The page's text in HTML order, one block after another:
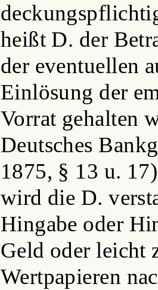
heißt D. der
der eventuellen
Einlösung der
Vorrat gehalten
Deutsches
1875, § 13 u.
wird die D.
Hingabe oder
Geld oder leicht
Wertpapieren